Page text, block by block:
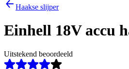
Haakse slijper
Einhell 18V accu
Uitstekend beoordeeld